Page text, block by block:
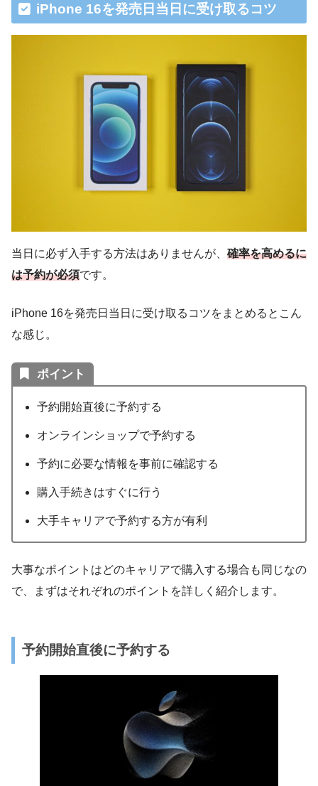
iPhone 16を発売日当日に受け取るコツ
当日に必ず入手する方法はありませんが、 確率を高めるに
は予約が必須です。
iPhone 16を発売日当日に受け取るコツをまとめるとこん
な感じ。
ポイント
予約開始直後に予約する
オンラインショップで予約する
予約に必要な情報を事前に確認する
購入手続きはすぐに行う
大手キャリアで予約する方が有利
大事なポイントはどのキャリアで購入する場合も同じなの
で、まずはそれぞれのポイントを詳しく紹介します。
予約開始直後に予約する